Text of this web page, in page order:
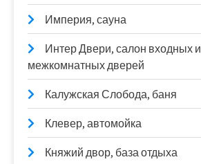
Империя, сауна
Интер Двери, салон входных и
межкомнатных дверей
Калужская Слобода, баня
Клевер, автомойка
Княжий двор, база отдыха